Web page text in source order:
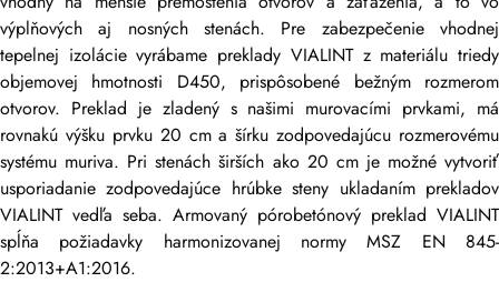
výplňových aj nosných stenách. Pre zabezpečenie vhodnej
tepelnej izolácie vyrábame preklady VIALINT z materiálu triedy
objemovej hmotnosti D450, prispôsobené bežným rozmerom
otvorov. Preklad je zladený s našimi murovacími prvkami, má
rovnakú výšku prvku 20 cm a šírku zodpovedajúcu rozmerovému
systému muriva. Pri stenách širších ako 20 cm je možné vytvoriť
usporiadanie zodpovedajúce hrúbke steny ukladaním prekladov
VIALINT vedľa seba. Armovaný pórobetónový preklad VIALINT
spĺňa požiadavky harmonizovanej normy MSZ EN 845-
2:2013+A1:2016.